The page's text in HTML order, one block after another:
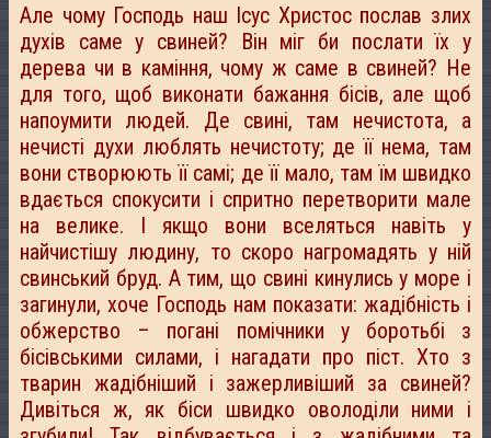
Але чому Господь наш Ісус Христос послав злих
духів саме у свиней? Він міг би послати їх у
дерева чи в каміння, чому ж саме в свиней? Не
для того, щоб виконати бажання бісів, але щоб
напоумити людей. Де свині, там нечистота, а
нечисті духи люблять нечистоту; де її нема, там
вони створюють її самі; де її мало, там їм швидко
вдається спокусити і спритно перетворити мале
на велике. І якщо вони вселяться навіть у
найчистішу людину, то скоро нагромадять у ній
свинський бруд. А тим, що свині кинулись у море і
загинули, хоче Господь нам показати: жадібність і
обжерство – погані помічники у боротьбі з
бісівськими силами, і нагадати про піст. Хто з
тварин жадібніший і зажерливіший за свиней?
Дивіться ж, як біси швидко оволоділи ними і